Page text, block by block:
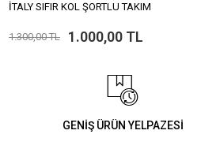
İTALY SIFIR KOL ŞORTLU TAKIM
1.300,00 TL 1.000,00 TL
GENİŞ ÜRÜN YELPAZESİ